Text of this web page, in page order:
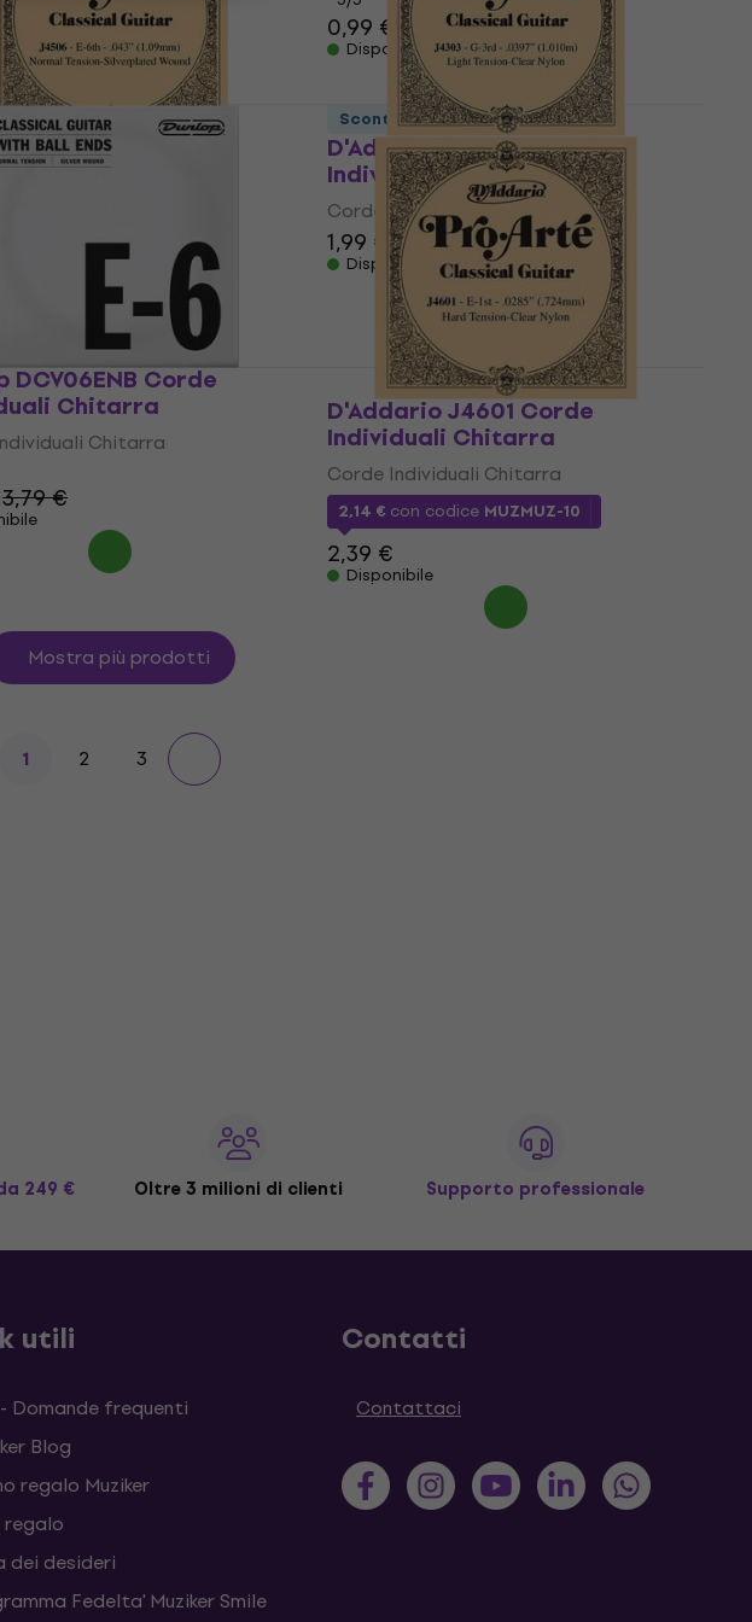
codice MUZMUZ-30
0,99 €
Disponibile
J 4506 Corde
Chitarra
Chitarra
D'Addario J4303 Corde
Individuali Chitarra
Corde Individuali Chitarra
1,99 €
Disponibile
DCV06ENB Corde
Chitarra
Chitarra
3,79 €
Sconto quantità
D'Addario J4601 Corde
Individuali Chitarra
Corde Individuali Chitarra
2,14 € con codice MUZMUZ-10
2,39 €
Disponibile
Mostra più prodotti
1 2 3
249 € Oltre 3 milioni di clienti Supporto professionale
utili
- Domande frequenti
Blog
regalo Muziker
regalo
dei desideri
Fedelta' Muziker Smile
Contatti
Contattaci